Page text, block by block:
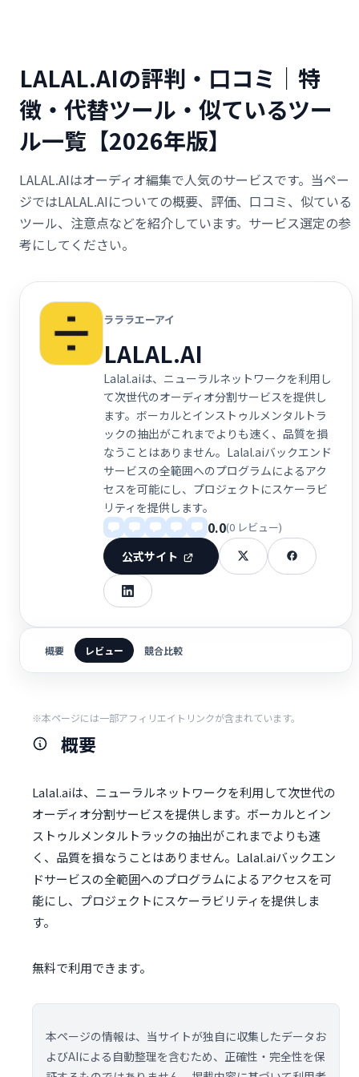
LALAL.AIの評判・口コミ｜特
徴・代替ツール・似ているツー
ル一覧【2026年版】
LALAL.AIはオーディオ編集で人気のサービスです。当ペー
ジではLALAL.AIについての概要、評価、口コミ、似ている
ツール、注意点などを紹介しています。サービス選定の参
考にしてください。
ラララエーアイ
LALAL.AI
Lalal.aiは、ニューラルネットワークを利用し
て次世代のオーディオ分割サービスを提供し
ます。ボーカルとインストゥルメンタルトラ
ックの抽出がこれまでよりも速く、品質を損
なうことはありません。Lalal.aiバックエンド
サービスの全範囲へのプログラムによるアク
セスを可能にし、プロジェクトにスケーラビ
リティを提供します。
0.0(0 レビュー)
公式サイト
概要 レビュー 競合比較
※本ページには一部アフィリエイトリンクが含まれています。
概要
Lalal.aiは、ニューラルネットワークを利用して次世代の
オーディオ分割サービスを提供します。ボーカルとイン
ストゥルメンタルトラックの抽出がこれまでよりも速
く、品質を損なうことはありません。Lalal.aiバックエン
ドサービスの全範囲へのプログラムによるアクセスを可
能にし、プロジェクトにスケーラビリティを提供しま
す。
無料で利用できます。
本ページの情報は、当サイトが独自に収集したデータお
よびAIによる自動整理を含むため、正確性・完全性を保